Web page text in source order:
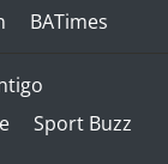
BATimes
Sport Buzz